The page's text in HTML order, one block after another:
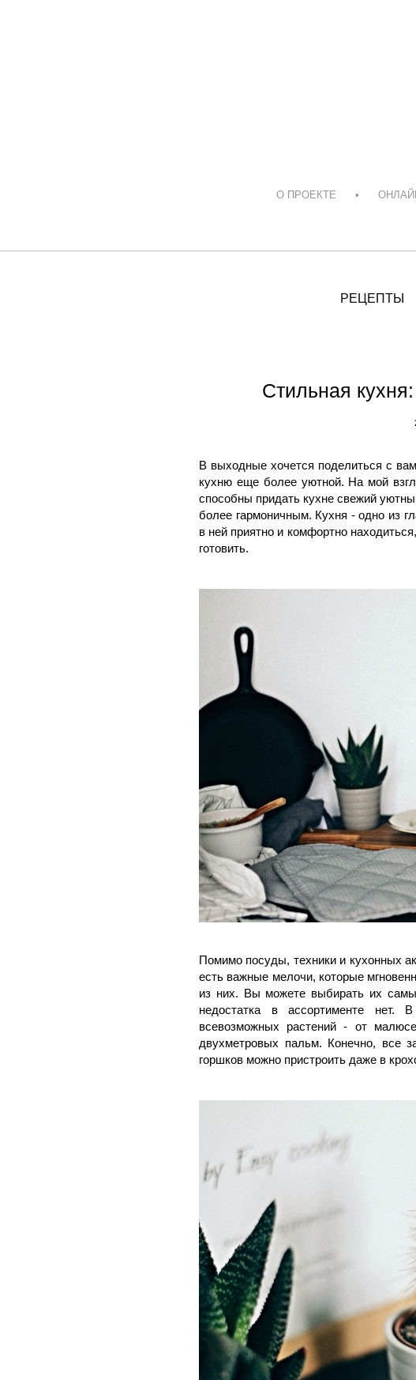
О ПРОЕКТЕ •
РЕЦЕПТЫ
Стильная
В выходные хочется поделиться с
кухню еще более уютной. На мой
способны придать кухне свежий
более гармоничным. Кухня - одно из
в ней приятно и комфортно
готовить.
Помимо посуды, техники и кухонных
есть важные мелочи, которые
из них. Вы можете выбирать их
недостатка в ассортименте
всевозможных растений - от
двухметровых пальм. Конечно, все
горшков можно пристроить даже в